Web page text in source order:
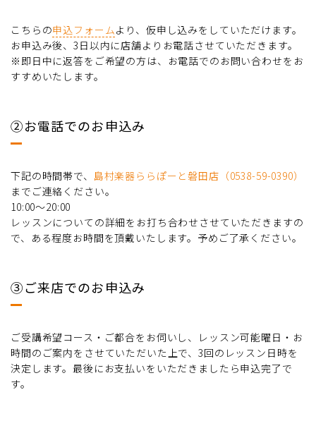
こちらの申込フォーム より、仮申し込みをしていただけます。
お申込み後、3日以内に店舗よりお電話させていただきます。
※即日中に返答をご希望の方は、お電話でのお問い合わせをお
すすめいたします。
②お電話でのお申込み
下記の時間帯で、 島村楽器ららぽーと磐田店（0538-59-0390）
までご連絡ください。
10:00～20:00
レッスンについての詳細をお打ち合わせさせていただきますの
で、ある程度お時間を頂戴いたします。予めご了承ください。
③ご来店でのお申込み
ご受講希望コース・ご都合をお伺いし、レッスン可能曜日・お
時間のご案内をさせていただいた上で、3回のレッスン日時を
決定します。最後にお支払いをいただきましたら申込完了で
す。